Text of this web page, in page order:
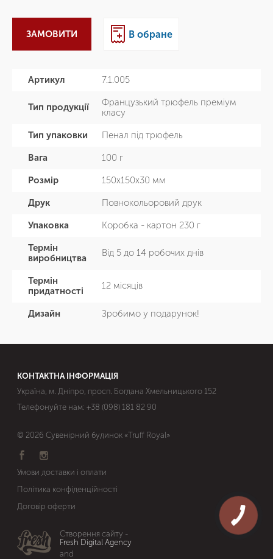
ЗАМОВИТИ В обране
Артикул 7.1.005
Тип продукції
Французький трюфель преміум
класу
Тип упаковки Пенал під трюфель
Вага 100 г
Розмір 150х150х30 мм
Друк Повнокольоровий друк
Упаковка Коробка - картон 230 г
Термін
виробництва
Від 5 до 14 робочих днів
Термін
придатності
12 місяців
Дизайн Зробимо у подарунок!
КОНТАКТНА ІНФОРМАЦІЯ
Україна, м. Дніпро, просп. Богдана Хмельницького 152
Телефонуйте нам: +38 (098) 181 82 90
© 2026 Сувенірний будинок «Truff Royal»
Умови доставки і оплати
Політика конфіденційності
Договір оферти
Створення сайту -
Fresh Digital Agency
and